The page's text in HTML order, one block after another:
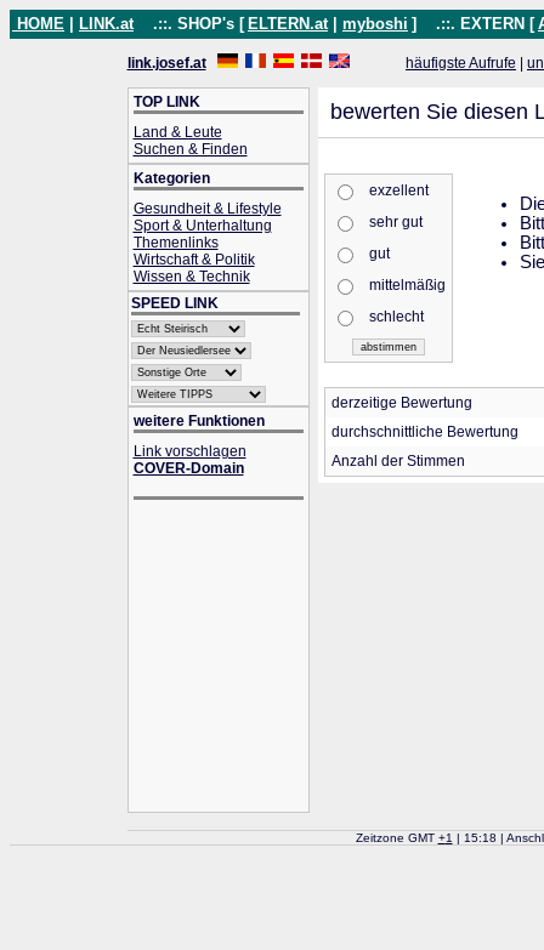
HOME LINK.at .::. SHOP's [ ELTERN.at myboshi ] .::. EXTERN [
link.josef.at häufigste Aufrufe
TOP LINK
Land & Leute
Suchen & Finden
Kategorien
Gesundheit & Lifestyle
Sport & Unterhaltung
Themenlinks
Wirtschaft & Politik
Wissen & Technik
SPEED LINK
weitere Funktionen
Link vorschlagen
COVER-Domain
bewerten Sie diesen
exzellent
sehr gut
gut
mittelmäßig
schlecht
derzeitige Bewertung
durchschnittliche Bewertung
Anzahl der Stimmen
Zeitzone GMT +1 | 15:18 |